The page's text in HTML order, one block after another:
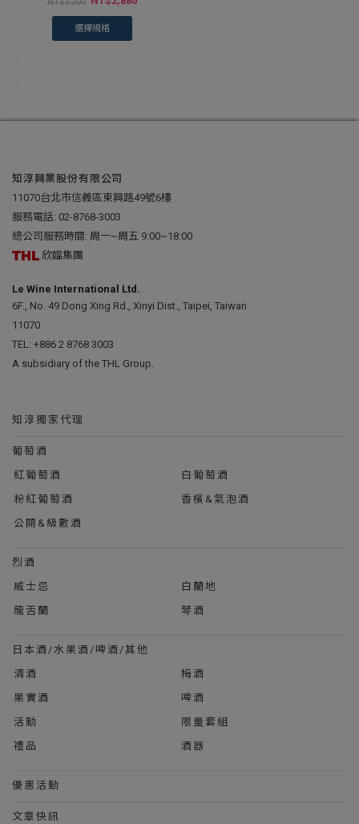
選擇規格
知淳興業股份有限公司
11070台北市信義區東興路49號6樓
服務電話: 02-8768-3003
總公司服務時間: 周一~周五 9:00~18:00
欣臨集團
Le Wine International Ltd.
6F., No. 49 Dong Xing Rd., Xinyi Dist., Taipei, Taiwan
11070
TEL: +886 2 8768 3003
A subsidiary of the THL Group.
知淳獨家代理
葡萄酒
紅葡萄酒
白葡萄酒
粉紅葡萄酒
香檳&氣泡酒
公開&級數酒
烈酒
威士忌
白蘭地
龍舌蘭
琴酒
日本酒/水果酒/啤酒/其他
清酒
梅酒
果實酒
啤酒
活動
限量套組
禮品
酒器
優惠活動
文章快訊